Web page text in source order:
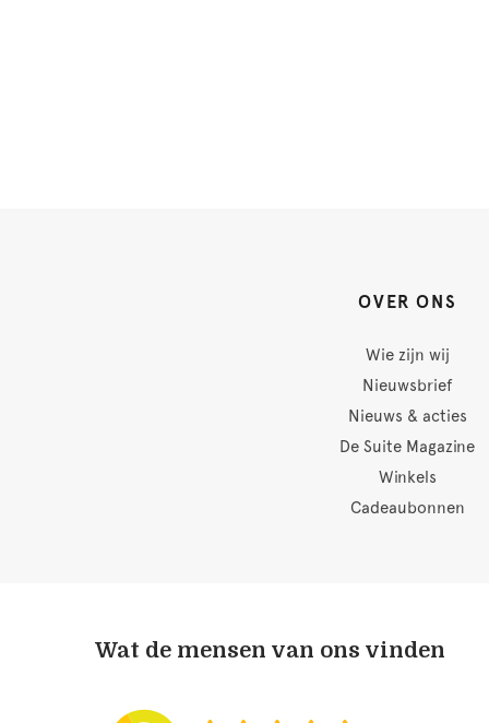
OVER ONS
Wie zijn wij
Nieuwsbrief
Nieuws & acties
De Suite Magazine
Winkels
Cadeaubonnen
Wat de mensen van ons vinden